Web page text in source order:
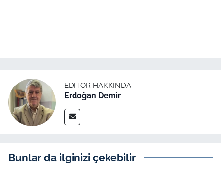
EDITÖR HAKKINDA
Erdoğan Demir
Bunlar da ilginizi çekebilir
İş Dünyası
Bilim Teknoloji
Canlı Maç